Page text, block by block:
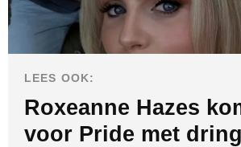
LEES OOK:
Roxeanne Hazes
voor Pride met